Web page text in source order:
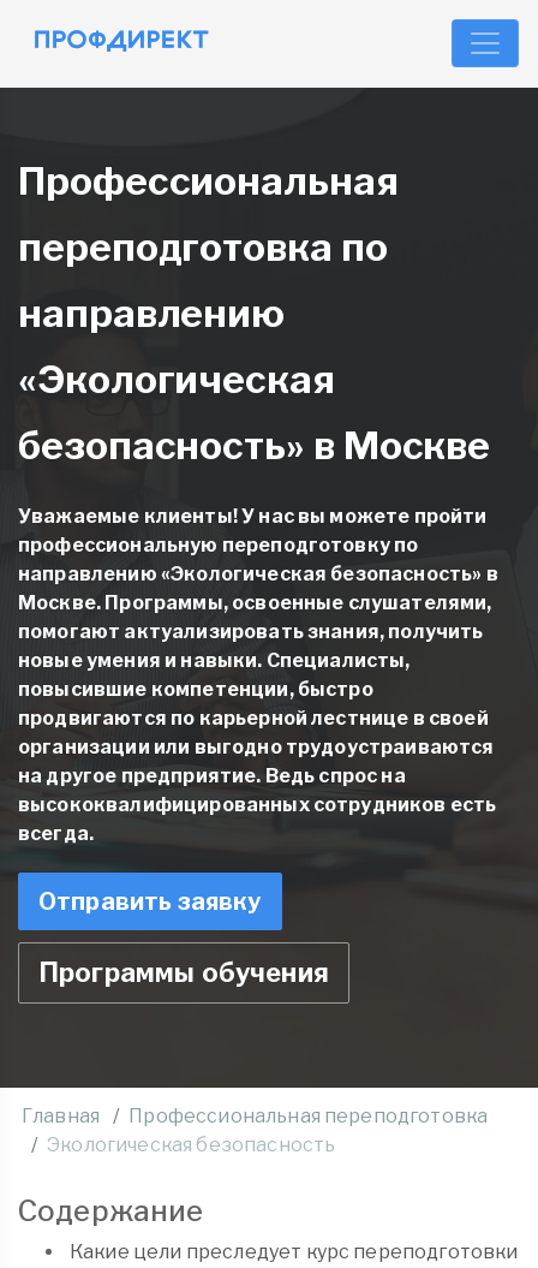
Профессиональная
переподготовка по
направлению
«Экологическая
безопасность» в Москве
Уважаемые клиенты! У нас вы можете пройти
профессиональную переподготовку по
направлению «Экологическая безопасность» в
Москве. Программы, освоенные слушателями,
помогают актуализировать знания, получить
новые умения и навыки. Специалисты,
повысившие компетенции, быстро
продвигаются по карьерной лестнице в своей
организации или выгодно трудоустраиваются
на другое предприятие. Ведь спрос на
высококвалифицированных сотрудников есть
всегда.
Отправить заявку
Программы обучения
Главная
Профессиональная переподготовка
Экологическая безопасность
Содержание
Какие цели преследует курс переподготовки